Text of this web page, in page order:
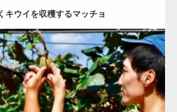
キウイを収穫するマッチョ
Update:2023.02.11
家のマッチョ その他 AKIHITO(細マッチョ)
いよ) 上腕三頭筋 背中 肩 唐津 (佐賀)